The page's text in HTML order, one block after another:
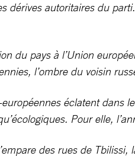
autoritaires du
du pays à l’Union
l’ombre du voisin
éclatent dans
Pour elle,
des rues de